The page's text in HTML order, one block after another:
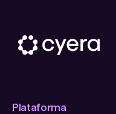
Plataforma